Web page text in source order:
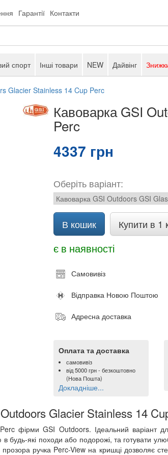
Гарантії Контакти
спорт Інші товари NEW Дайвінг
Glacier Stainless 14 Cup Perc
Кавоварка GSI
Perc
4337 грн
Оберіть варіант:
В кошик Купити в 1
є в наявності
Самовивіз
Відправка Новою Поштою
Адресна доставка
Оплата та доставка
самовивіз
від5000 грн- безкоштовно
(Нова Пошта)
Докладніше...
Glacier Stainless 14
фірми GSI Outdoors. Ідеальний варіант
в будь-які походи або подорожі, та готувати
прозора ручка Perc-View на кришці дозволяє